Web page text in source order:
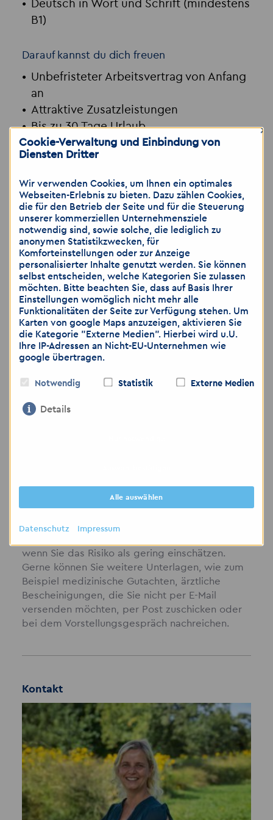
Deutsch in Wort und Schrift (mindestens
B1)
Darauf kannst du dich freuen
Unbefristeter Arbeitsvertrag von Anfang
an
Attraktive Zusatzleistungen
Bis zu 30 Tage Urlaub
Moderne Arbeitsplätze
Langfristige Perspektive mit
Interesse
geweckt?
Dann freuen wir uns auf deine Bewerbung!
📍 Akzent Personaldienstleistungen GmbH –
NL Gera
Stephanie Taube
Friedericistraße 9
07545 Gera
📞 Tel.: 0365 55247213
📱 Handy: 0177 5927822
Übermittlung von personenbezogenen Daten
über E-Mail als unsicher eingestuft wird. Bitte
achten Sie darauf, dass Sie lediglich dann
wenn Sie das Risiko als gering einschätzen.
Gerne können Sie weitere Unterlagen, wie zum
Beispiel medizinische Gutachten, ärztliche
Bescheinigungen, die Sie nicht per E-Mail
versenden möchten, per Post zuschicken oder
bei dem Vorstellungsgespräch nachreichen.
Kontakt
Cookie-Verwaltung und Einbindung von
Diensten Dritter
×
Wir verwenden Cookies, um Ihnen ein optimales
Webseiten-Erlebnis zu bieten. Dazu zählen Cookies,
die für den Betrieb der Seite und für die Steuerung
unserer kommerziellen Unternehmensziele
notwendig sind, sowie solche, die lediglich zu
anonymen Statistikzwecken, für
Komforteinstellungen oder zur Anzeige
personalisierter Inhalte genutzt werden. Sie können
selbst entscheiden, welche Kategorien Sie zulassen
möchten. Bitte beachten Sie, dass auf Basis Ihrer
Einstellungen womöglich nicht mehr alle
Funktionalitäten der Seite zur Verfügung stehen. Um
Karten von google Maps anzuzeigen, aktivieren Sie
die Kategorie "Externe Medien". Hierbei wird u.U.
Ihre IP-Adressen an Nicht-EU-Unternehmen wie
google übertragen.
Notwendig Statistik Externe Medien
Details
Alle auswählen
Datenschutz Impressum